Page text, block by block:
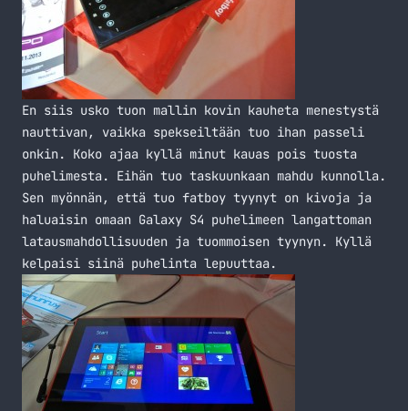
En siis usko tuon mallin kovin kauheta menestystä
nauttivan, vaikka spekseiltään tuo ihan passeli
onkin. Koko ajaa kyllä minut kauas pois tuosta
puhelimesta. Eihän tuo taskuunkaan mahdu kunnolla.
Sen myönnän, että tuo fatboy tyynyt on kivoja ja
haluaisin omaan Galaxy S4 puhelimeen langattoman
latausmahdollisuuden ja tuommoisen tyynyn. Kyllä
kelpaisi siinä puhelinta lepuuttaa.